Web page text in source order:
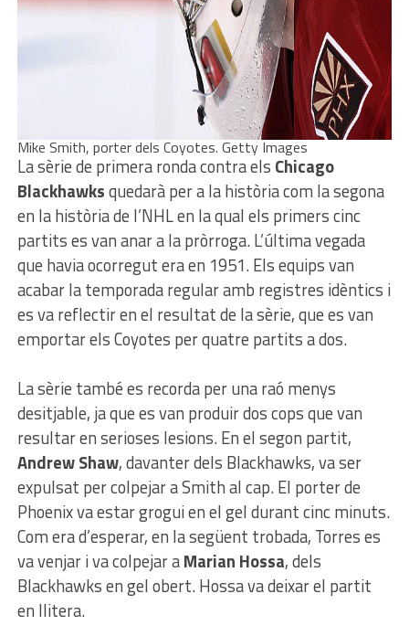
Mike Smith, porter dels Coyotes. Getty Images
La sèrie de primera ronda contra els Chicago
Blackhawksquedarà per a la història com la segona
en la història de l’NHL en la qual els primers cinc
partits es van anar a la pròrroga. L’última vegada
que havia ocorregut era en 1951. Els equips van
acabar la temporada regular amb registres idèntics i
es va reflectir en el resultat de la sèrie, que es van
emportar els Coyotes per quatre partits a dos.
La sèrie també es recorda per una raó menys
desitjable, ja que es van produir dos cops que van
resultar en serioses lesions. En el segon partit,
Andrew Shaw, davanter dels Blackhawks, va ser
expulsat per colpejar a Smith al cap. El porter de
Phoenix va estar grogui en el gel durant cinc minuts.
Com era d’esperar, en la següent trobada, Torres es
va venjar i va colpejar aMarian Hossa, dels
Blackhawks en gel obert. Hossa va deixar el partit
en llitera.